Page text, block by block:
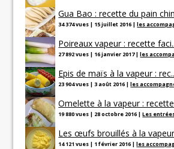
Gua Bao : recette du pain
34 374 vues | 15 juillet 2016 |les
Poireaux vapeur : recette
27 892 vues | 16 janvier 2017|les
Epis de maïs à la vapeur :
23 904 vues |3 août 2016 |les
Omelette à la vapeur :
19 880 vues | 28 octobre 2016 |Les
Les œufs brouillés à la
14 121 vues | 1 février 2016 |les